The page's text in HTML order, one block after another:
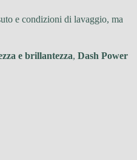
e condizioni di lavaggio, ma
e brillantezza, Dash Power